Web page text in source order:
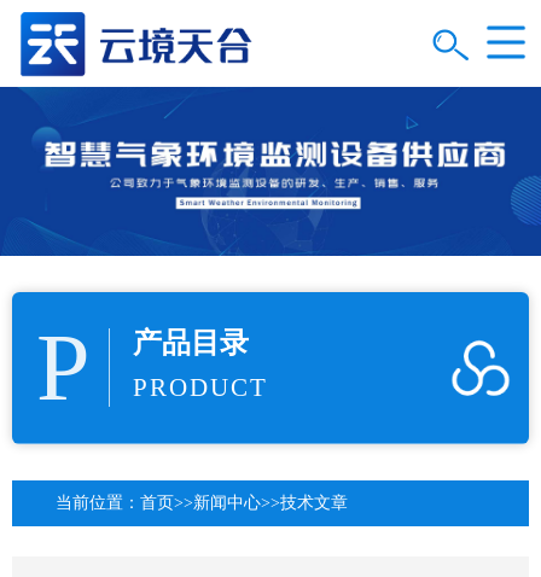
P 产品目录
PRODUCT
当前位置： 首页>>新闻中心>>技术文章